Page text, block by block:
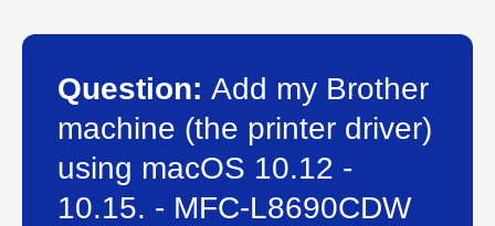
Question: Add my Brother
machine (the printer driver)
using macOS 10.12 -
10.15. - MFC-L8690CDW